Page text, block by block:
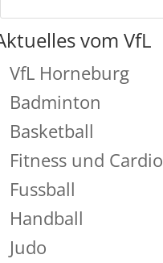
vom VfL
VfL Horneburg
Badminton
Basketball
Fitness und Cardio
Fussball
Handball
Judo